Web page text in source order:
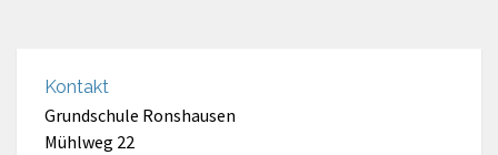
Kontakt
Grundschule Ronshausen
Mühlweg 22